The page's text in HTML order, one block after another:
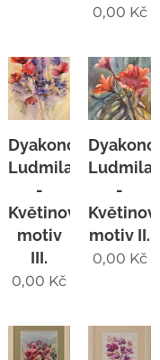
0,00 Kč
Dyakonchuk
Ludmila
-
Květinový
motiv
III.
0,00 Kč
Ludmila
-
motiv II.
0,00 Kč